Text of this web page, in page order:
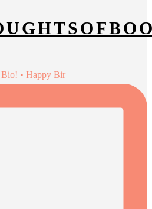
• Happy Bir